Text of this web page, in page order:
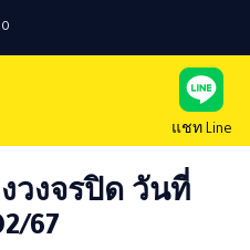
แชท Line
วงจรปิด วันที่
67